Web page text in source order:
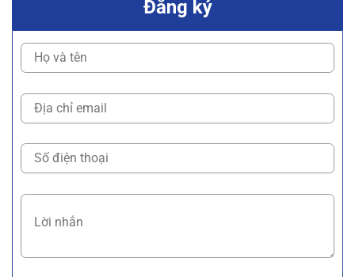
Đăng ký